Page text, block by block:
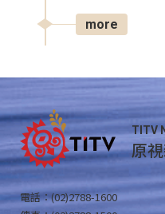
more
TITV
原
電話：(02)2788-1600